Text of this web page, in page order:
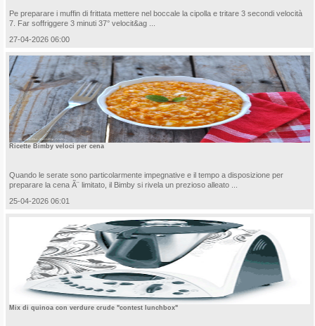
Pe preparare i muffin di frittata mettere nel boccale la cipolla e tritare 3 secondi velocità
7. Far soffriggere 3 minuti 37° velocit&ag ...
27-04-2026 06:00
Ricette Bimby veloci per cena
Quando le serate sono particolarmente impegnative e il tempo a disposizione per
preparare la cena Ã¨ limitato, il Bimby si rivela un prezioso alleato ...
25-04-2026 06:01
Mix di quinoa con verdure crude "contest lunchbox"